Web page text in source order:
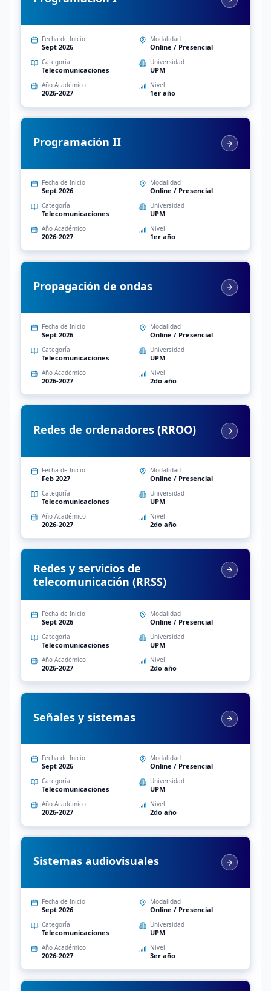
Fecha de Inicio
Sept 2026
Modalidad
Online / Presencial
Categoría
Telecomunicaciones
Universidad
UPM
Año Académico
2026-2027
Nivel
1er año
Programación II
Fecha de Inicio
Sept 2026
Modalidad
Online / Presencial
Categoría
Telecomunicaciones
Universidad
UPM
Año Académico
2026-2027
Nivel
1er año
Propagación de ondas
Fecha de Inicio
Sept 2026
Modalidad
Online / Presencial
Categoría
Telecomunicaciones
Universidad
UPM
Año Académico
2026-2027
Nivel
2do año
Redes de ordenadores (RROO)
Fecha de Inicio
Feb 2027
Modalidad
Online / Presencial
Categoría
Telecomunicaciones
Universidad
UPM
Año Académico
2026-2027
Nivel
2do año
Redes y servicios de
telecomunicación (RRSS)
Fecha de Inicio
Sept 2026
Modalidad
Online / Presencial
Categoría
Telecomunicaciones
Universidad
UPM
Año Académico
2026-2027
Nivel
2do año
Señales y sistemas
Fecha de Inicio
Sept 2026
Modalidad
Online / Presencial
Categoría
Telecomunicaciones
Universidad
UPM
Año Académico
2026-2027
Nivel
2do año
Sistemas audiovisuales
Fecha de Inicio
Sept 2026
Modalidad
Online / Presencial
Categoría
Telecomunicaciones
Universidad
UPM
Año Académico
2026-2027
Nivel
3er año